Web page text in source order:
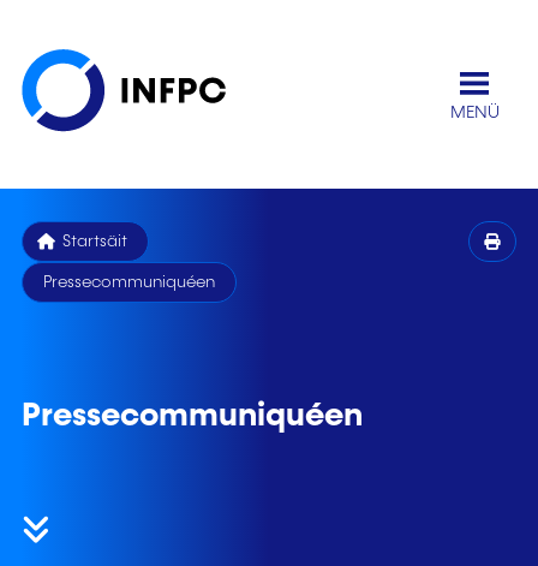
MENÜ
Startsäit
Pressecommuniquéen
Pressecommuniquéen